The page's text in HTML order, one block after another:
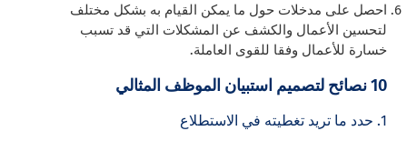
احصل على مدخلات حول ما يمكن القيام به بشكل مختلف
لتحسين الأعمال والكشف عن المشكلات التي قد تسبب
خسارة للأعمال وفقا للقوى العاملة.
10 نصائح لتصميم استبيان الموظف المثالي
1. حدد ما تريد تغطيته في الاستطلاع